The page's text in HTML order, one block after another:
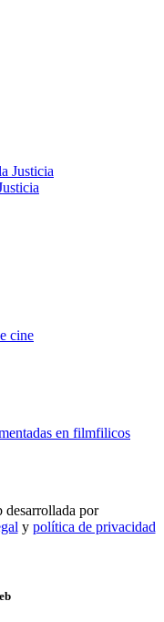
desarrollada por
y política de privacidad